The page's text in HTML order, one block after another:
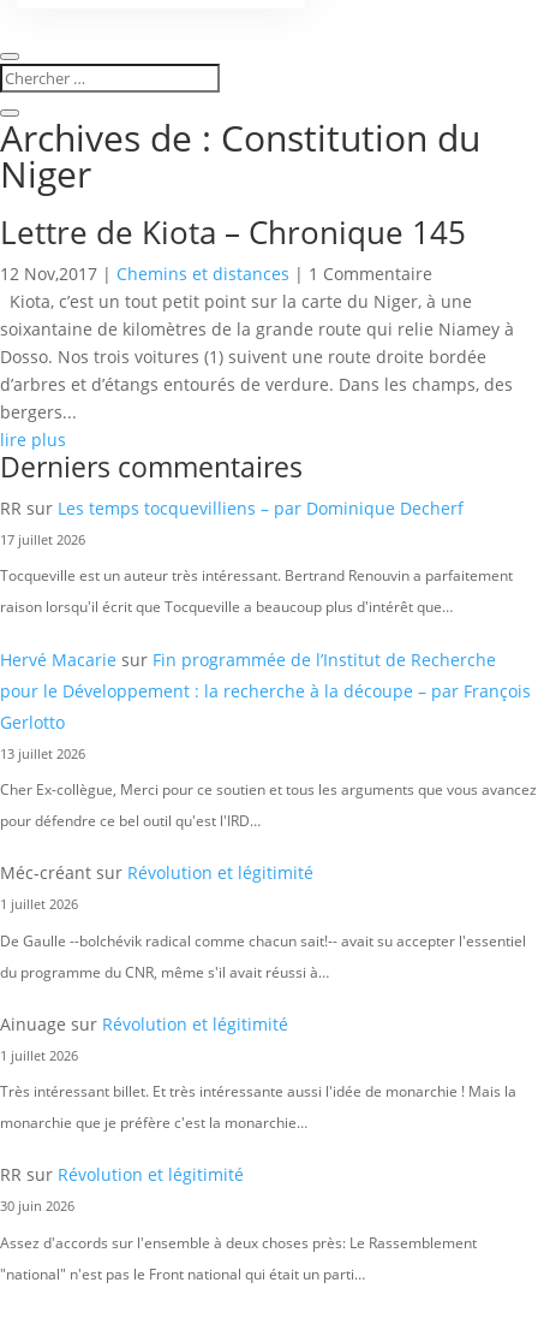
Archives de : Constitution du
Niger
Lettre de Kiota – Chronique 145
12 Nov,2017 | Chemins et distances | 1 Commentaire
Kiota, c’est un tout petit point sur la carte du Niger, à une
soixantaine de kilomètres de la grande route qui relie Niamey à
Dosso. Nos trois voitures (1) suivent une route droite bordée
d’arbres et d’étangs entourés de verdure. Dans les champs, des
bergers...
lire plus
Derniers commentaires
RR sur Les temps tocquevilliens – par Dominique Decherf
17 juillet 2026
Tocqueville est un auteur très intéressant. Bertrand Renouvin a parfaitement
raison lorsqu'il écrit que Tocqueville a beaucoup plus d'intérêt que…
Hervé Macarie sur Fin programmée de l’Institut de Recherche
pour le Développement : la recherche à la découpe – par François
Gerlotto
13 juillet 2026
Cher Ex-collègue, Merci pour ce soutien et tous les arguments que vous avancez
pour défendre ce bel outil qu'est l'IRD…
Méc-créant sur Révolution et légitimité
1 juillet 2026
De Gaulle --bolchévik radical comme chacun sait!-- avait su accepter l'essentiel
du programme du CNR, même s'il avait réussi à…
Ainuage sur Révolution et légitimité
1 juillet 2026
Très intéressant billet. Et très intéressante aussi l'idée de monarchie ! Mais la
monarchie que je préfère c'est la monarchie…
RR sur Révolution et légitimité
30 juin 2026
Assez d'accords sur l'ensemble à deux choses près: Le Rassemblement
"national" n'est pas le Front national qui était un parti…